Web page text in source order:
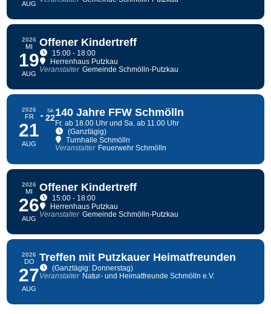
AUG
2026
MI
19
AUG
Offener Kindertreff
15:00 - 18:00
Herrenhaus Putzkau
Veranstalter Gemeinde Schmölln-Putzkau
2026
FR
21
AUG
SA
22140 Jahre FFW Schmölln
Fr. ab 18.00 Uhr und Sa. ab 11.00 Uhr
(Ganztägig)
Turnhalle Schmölln
Veranstalter Feuerwehr Schmölln
2026
MI
26
AUG
Offener Kindertreff
15:00 - 18:00
Herrenhaus Putzkau
Veranstalter Gemeinde Schmölln-Putzkau
2026
DO
27
AUG
Treffen mit Putzkauer Heimatfreunden
(Ganztägig: Donnerstag)
Veranstalter Natur- und Heimatfreunde Schmölln e.V.